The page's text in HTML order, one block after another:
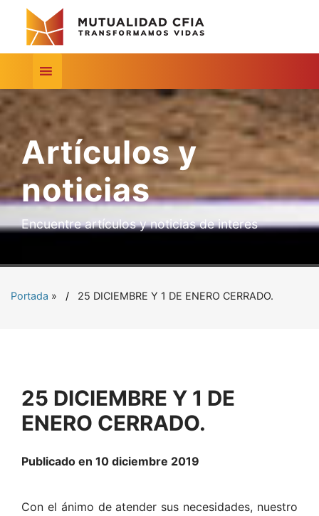
Artículos y
noticias
Encuentre artículos y noticias de interes
Portada » 25 DICIEMBRE Y 1 DE ENERO CERRADO.
25 DICIEMBRE Y 1 DE
ENERO CERRADO.
Publicado en 10 diciembre 2019
Con el ánimo de atender sus necesidades, nuestro